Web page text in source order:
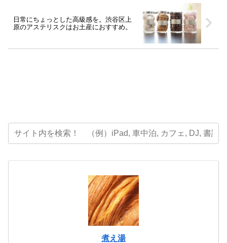
日常にちょっとした高級感を。渋谷区上
原のアステリスクはお土産におすすめ。
煮え湯